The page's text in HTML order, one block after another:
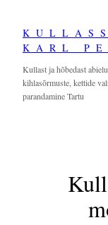
content
KARL
Kullast ja hõbedast
kihlasõrmuste, kettide
parandamine Tartu